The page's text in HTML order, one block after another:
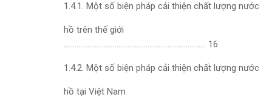
1.4.1. Một số biện pháp cải thiện chất lượng nước
hồ trên thế giới
…………………………………………………………………… 16
1.4.2. Một số biện pháp cải thiện chất lượng nước
hồ tại Việt Nam